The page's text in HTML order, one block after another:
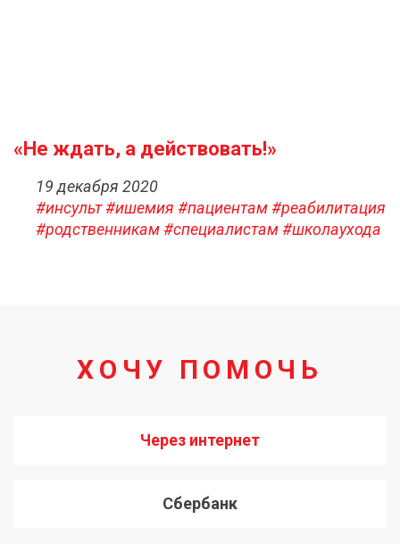
«Не ждать, а действовать!»
19 декабря 2020
#инсульт#ишемия #пациентам#реабилитация
#родственникам#специалистам#школаухода
ХОЧУ ПОМОЧЬ
Через интернет
Сбербанк